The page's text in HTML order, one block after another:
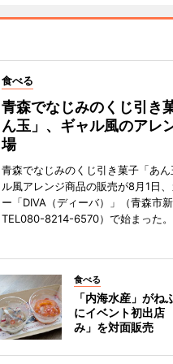
食べる
青森でなじみのくじ引き
ん玉」、ギャル風のアレ
場
青森でなじみのくじ引き菓子「あ
ル風アレンジ商品の販売が8月1日
ー「DIVA（ディーバ）」（青森市
TEL080-8214-6570）で始まった。
食べる
「内海水産」がね
にイベント初出
み」を対面販売